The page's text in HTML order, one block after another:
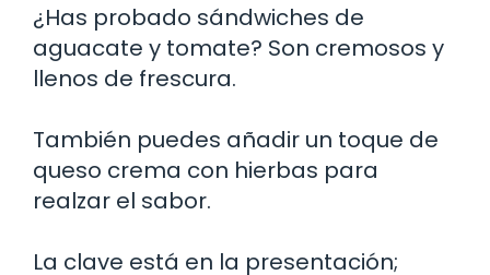
¿Has probado sándwiches de
aguacate y tomate? Son cremosos y
llenos de frescura.
También puedes añadir un toque de
queso crema con hierbas para
realzar el sabor.
La clave está en la presentación;